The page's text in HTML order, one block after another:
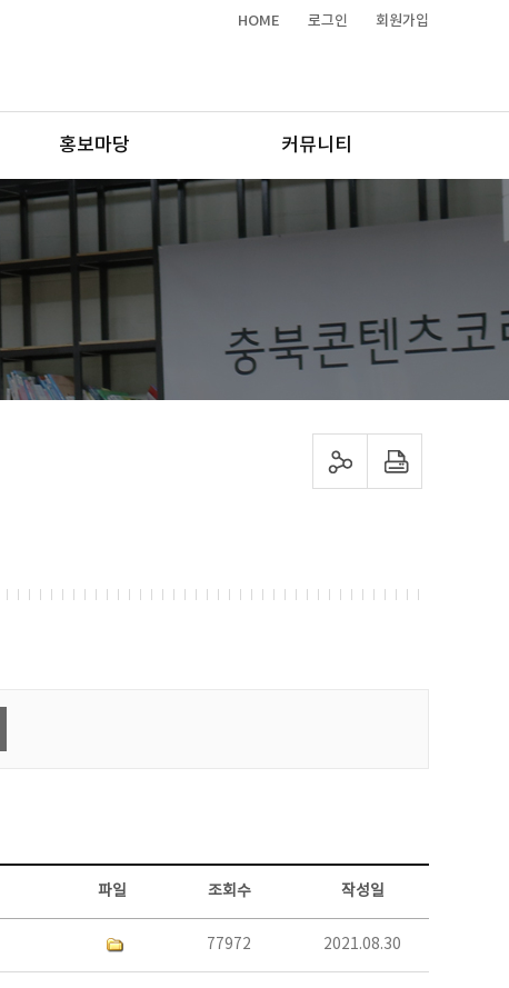
HOME 로그인 회원가입
홍보마당 커뮤니티
sns 공유하기 프린트하기
파일 조회수 작성일
77972 2021.08.30